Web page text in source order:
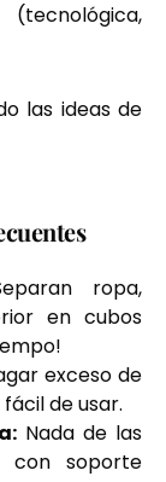
las ideas de
ropa,
en cubos
exceso de
de usar.
Nada de las
con soporte